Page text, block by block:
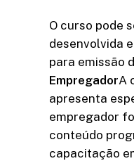
O curso pode
desenvolvida
para emissão
EmpregadorA
apresenta
empregador
conteúdo
capacitação